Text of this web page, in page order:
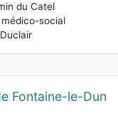
du Catel
social
Fontaine-le-Dun